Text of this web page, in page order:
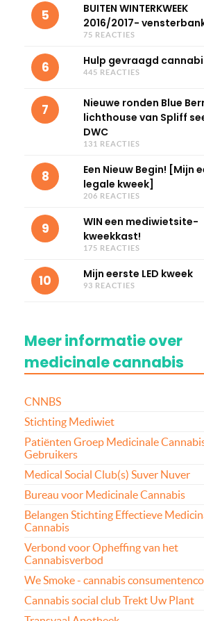
5
BUITEN WINTERKWEEK
2016/2017-
75 REACTIES
6 Hulp gevraagd
445 REACTIES
7
Nieuwe ronden Blue
lichthouse van Spliff
DWC
131 REACTIES
8
Een Nieuw Begin! [Mijn
legale kweek]
206 REACTIES
9
WIN een mediwietsite-
kweekkast!
175 REACTIES
10 Mijn eerste LED kweek
93 REACTIES
Meer informatie over
medicinale cannabis
CNNBS
Stichting Mediwiet
Patiënten Groep Medicinale
Gebruikers
Medical Social Club(s) Suver Nuver
Bureau voor Medicinale Cannabis
Belangen Stichting Effectieve
Cannabis
Verbond voor Opheffing van het
Cannabisverbod
We Smoke - cannabis
Cannabis social club Trekt Uw Plant